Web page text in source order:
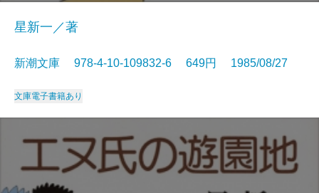
星新一／著
新潮文庫 978-4-10-109832-6 649円 1985/08/27
文庫電子書籍あり